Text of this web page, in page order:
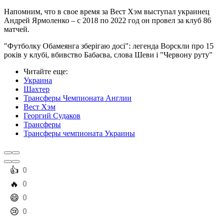
Напомним, что в свое время за Вест Хэм выступал украинец
Андрей Ярмоленко – с 2018 по 2022 год он провел за клуб 86
матчей.
"Футболку Обамеянга зберігаю досі": легенда Ворскли про 15
років у клубі, вбивство Бабаєва, слова Шеви і "Червону руту"
Читайте еще:
Украина
Шахтер
Трансферы Чемпионата Англии
Вест Хэм
Георгий Судаков
Трансферы
Трансферы чемпионата Украины
️👍 0
️🔥 0
️😄 0
️😢 0